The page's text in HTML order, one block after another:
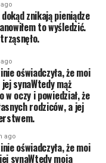
znikają pieniądze
to wyśledzić.
oświadczyła, że moi
synaWtedy mąż
oczy i powiedział, że
rodziców, a jej
ago
oświadczyła, że moi
synaWtedy moja